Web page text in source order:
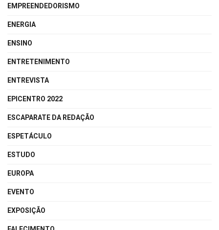
EMPREENDEDORISMO
ENERGIA
ENSINO
ENTRETENIMENTO
ENTREVISTA
EPICENTRO 2022
ESCAPARATE DA REDAÇÃO
ESPETÁCULO
ESTUDO
EUROPA
EVENTO
EXPOSIÇÃO